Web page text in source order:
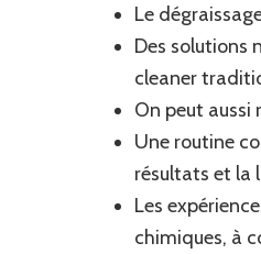
Le
Des solutions
cleaner
On peut aussi
Une routine
résultats et la
Les
chimiques, à